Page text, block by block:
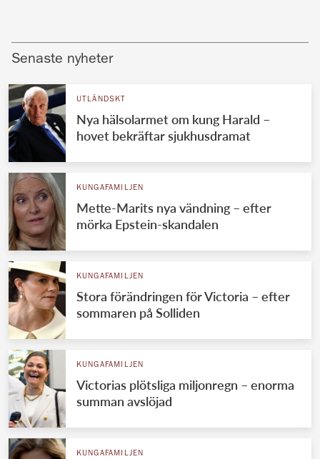
Senaste nyheter
UTLÄNDSKT
Nya hälsolarmet om kung Harald –
hovet bekräftar sjukhusdramat
KUNGAFAMILJEN
Mette-Marits nya vändning – efter
mörka Epstein-skandalen
KUNGAFAMILJEN
Stora förändringen för Victoria – efter
sommaren på Solliden
KUNGAFAMILJEN
Victorias plötsliga miljonregn – enorma
summan avslöjad
KUNGAFAMILJEN